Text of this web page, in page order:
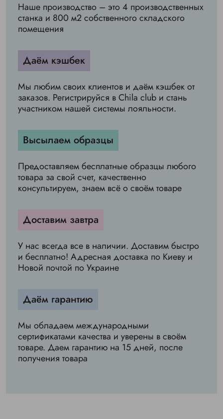
Наше производство – это 4 производственных
станка и 800 м2 собственного складского
помещения
Даём кэшбек
Мы любим своих клиентов и даём кэшбек от
заказов. Регистрируйся в Chila club и стань
участником нашей системы лояльности.
Высылаем образцы
Предоставляем бесплатные образцы любого
товара за свой счет, качественно
консультируем, знаем всё о своём товаре
Доставим завтра
У нас всегда все в наличии. Доставим быстро
и бесплатно! Адресная доставка по Киеву и
Новой почтой по Украине
Даём гарантию
Мы обладаем международными
сертификатами качества и уверены в своём
товаре. Даем гарантию на 15 дней, после
получения товара